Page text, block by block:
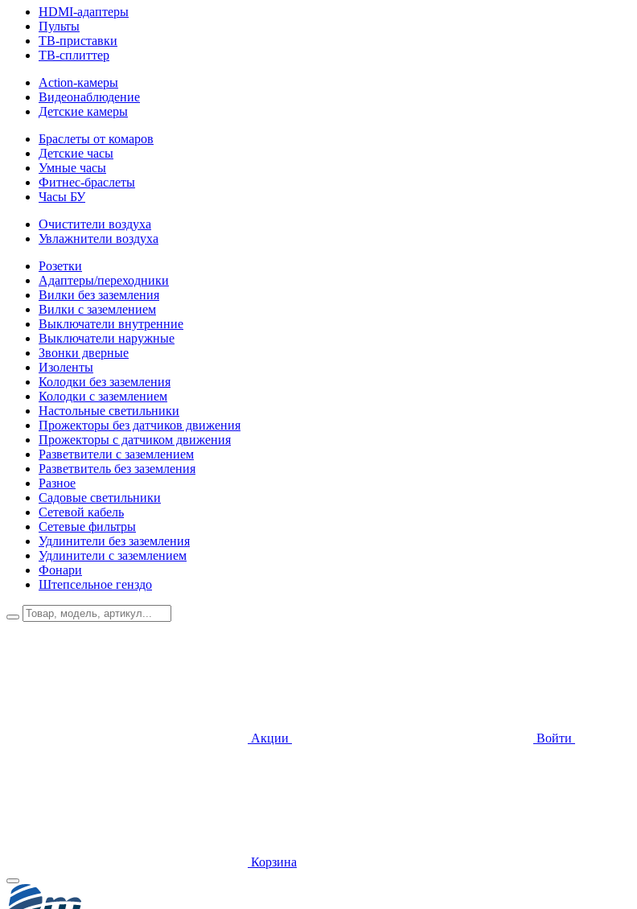
HDMI-адаптеры
Пульты
ТВ-приставки
ТВ-сплиттер
Action-камеры
Видеонаблюдение
Детские камеры
Браслеты от комаров
Детские часы
Умные часы
Фитнес-браслеты
Часы БУ
Очистители воздуха
Увлажнители воздуха
Розетки
Адаптеры/переходники
Вилки без заземления
Вилки с заземлением
Выключатели внутренние
Выключатели наружные
Звонки дверные
Изоленты
Колодки без заземления
Колодки с заземлением
Настольные светильники
Прожекторы без датчиков движения
Прожекторы с датчиком движения
Разветвители с заземлением
Разветвитель без заземления
Разное
Садовые светильники
Сетевой кабель
Сетевые фильтры
Удлинители без заземления
Удлинители с заземлением
Фонари
Штепсельное генздо
Акции Войти
Корзина